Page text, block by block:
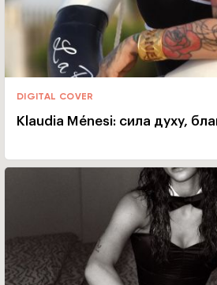
DIGITAL COVER
Klaudia Ménesi: сила духу,